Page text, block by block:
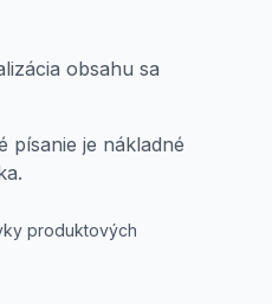
obsahu sa
písanie je nákladné
produktových